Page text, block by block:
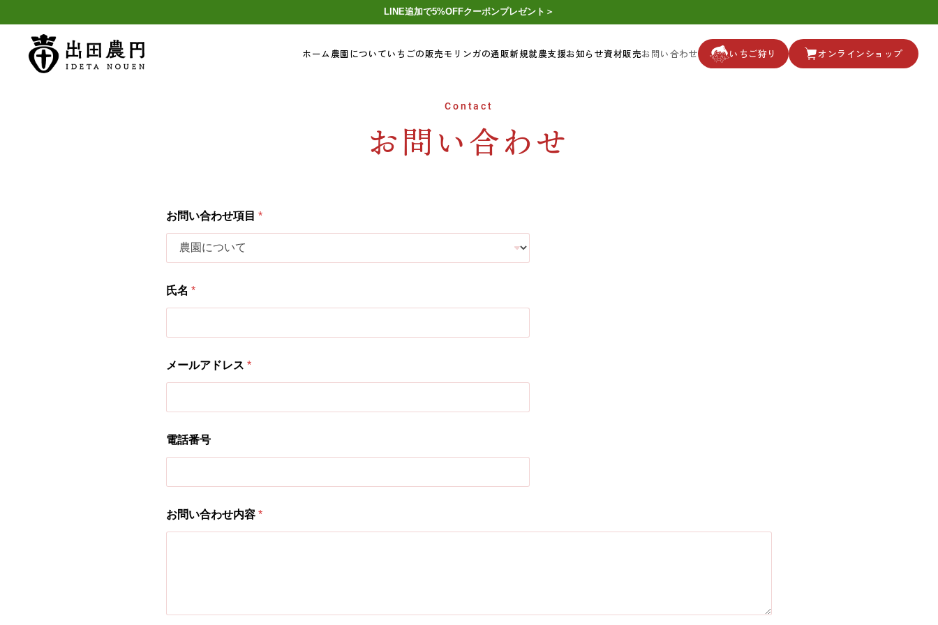
LINE追加で5%OFFクーポンプレゼント＞
ホーム農園についていちごの販売モリンガの通販新規就農支援お知らせ資材販売お問い合わせ いちご狩り オンラインショップ
Contact
お問い合わせ
名
お
わ
せ
項
*
お問い合わせ項目 *
氏名 *
メールアドレス *
電話番号
お問い合わせ内容 *